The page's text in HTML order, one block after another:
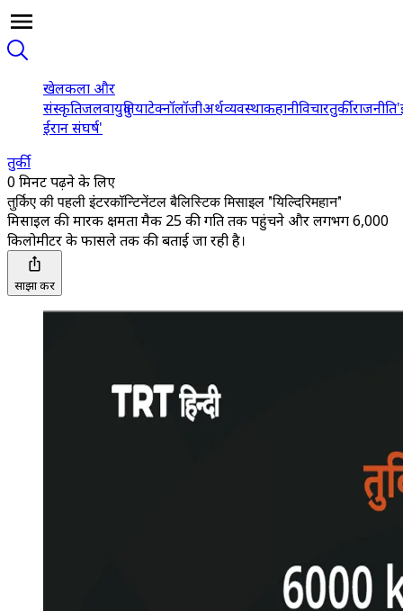
खेलकला और
संस्कृतिजलवायुदुनियाटेक्नॉलॉजीअर्थव्यवस्थाकहानीविचारतुर्कीराजनीति
ईरान संघर्ष'
तुर्की
0 मिनट पढ़ने के लिए
तुर्किए की पहली इंटरकॉन्टिनेंटल बैलिस्टिक मिसाइल "यिल्दिरिमहान"
मिसाइल की मारक क्षमता मैक 25 की गति तक पहुंचने और लगभग 6,000
किलोमीटर के फासले तक की बताई जा रही है।
साझा करें